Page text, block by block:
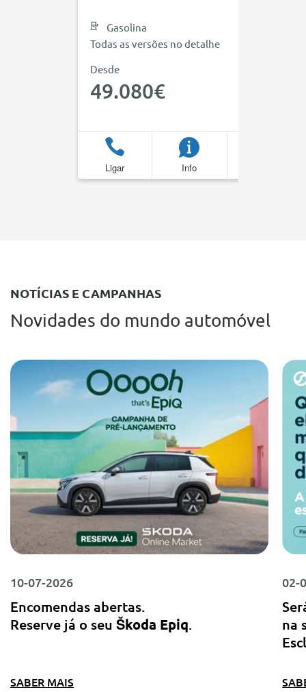
Gasolina
Todas as versões no detalhe
Desde
49.080€
Ligar Info
NOTÍCIAS E CAMPANHAS
Novidades do mundo automóvel
10-07-2026
Encomendas abertas.
Reserve já o seu Škoda Epiq.
SABER MAIS
02-
na